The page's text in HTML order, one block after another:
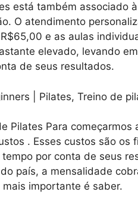
está também associado
O atendimento
e as aulas
elevado, levando
de seus resultados.
Pilates Para começarmos
. Esses custos são os
por conta de seus
país, a mensalidade
importante é saber.